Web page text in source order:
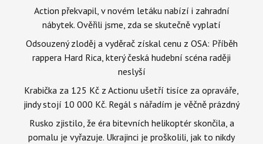
Action překvapil, v novém letáku nabízí i zahradní
nábytek. Ověřili jsme, zda se skutečně vyplatí
Odsouzený zloděj a vyděrač získal cenu z OSA: Příběh
rappera Hard Rica, který česká hudební scéna raději
neslyší
Krabička za 125 Kč z Actionu ušetří tisíce za opraváře,
jindy stojí 10 000 Kč. Regál s nářadím je věčně prázdný
Rusko zjistilo, že éra bitevních helikoptér skončila, a
pomalu je vyřazuje. Ukrajinci je proškolili, jak to nikdy